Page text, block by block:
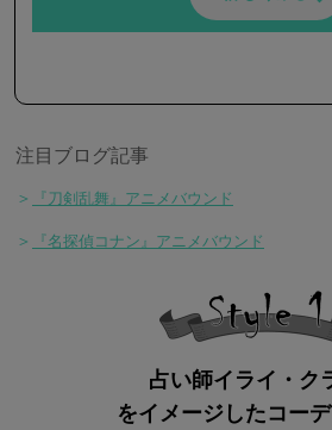
注目ブログ記事
＞ 『刀剣乱舞』アニメバウンド
＞ 『名探偵コナン』アニメバウンド
占い師イライ・ク
をイメージしたコー